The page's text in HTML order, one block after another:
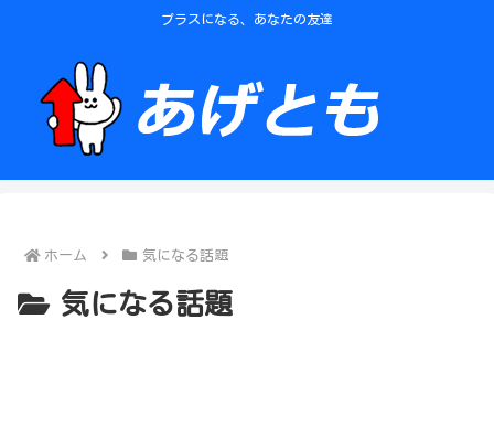
プラスになる、あなたの友達
ホーム 気になる話題
気になる話題